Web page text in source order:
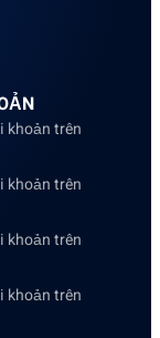
khoản trên
khoản trên
khoản trên
khoản trên